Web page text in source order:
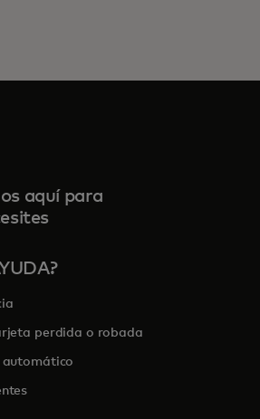
aquí para
perdida o robada
automático